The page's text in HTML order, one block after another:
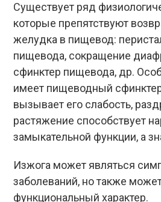
Существует ряд
которые препятствуют
желудка в пищевод:
пищевода, сокращение
сфинктер пищевода, др.
имеет пищеводный
вызывает его слабость,
растяжение способствует
замыкательной функции, а
Изжога может являться
заболеваний, но также
функциональный характер.